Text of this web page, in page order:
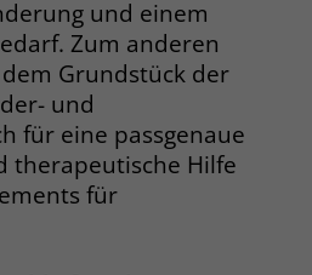
und einem
Zum anderen
Grundstück der
und
für eine passgenaue
therapeutische Hilfe
für
set by Cloudflare, is used to
Cloudflare Bot Management.
zufallsgenerierte User-ID.